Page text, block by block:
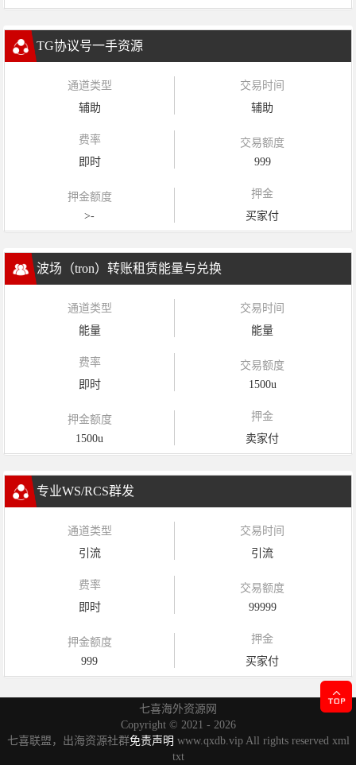
TG协议号一手资源
通道类型
辅助
交易时间
辅助
费率
即时
交易额度
999
押金额度
>-
押金
买家付
波场（tron）转账租赁能量与兑换
通道类型
能量
交易时间
能量
费率
即时
交易额度
1500u
押金额度
1500u
押金
卖家付
专业WS/RCS群发
通道类型
引流
交易时间
引流
费率
即时
交易额度
99999
押金额度
999
押金
买家付
七喜海外资源网
Copyright © 2021 - 2026
七喜联盟，出海资源社群免责声明 www.qxdb.vip All rights reserved xml
txt